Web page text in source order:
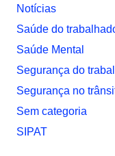
Notí­cias
Saúde do
Saúde Mental
Segurança do
Segurança no
Sem categoria
SIPAT